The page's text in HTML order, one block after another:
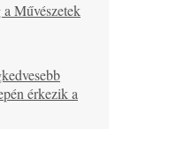
Művészetek
érkezik a